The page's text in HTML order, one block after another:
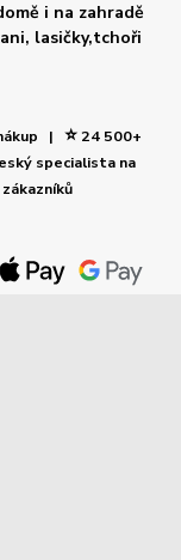
i na zahradě
lasičky,tchoři
| ⭐24 500+
specialista na